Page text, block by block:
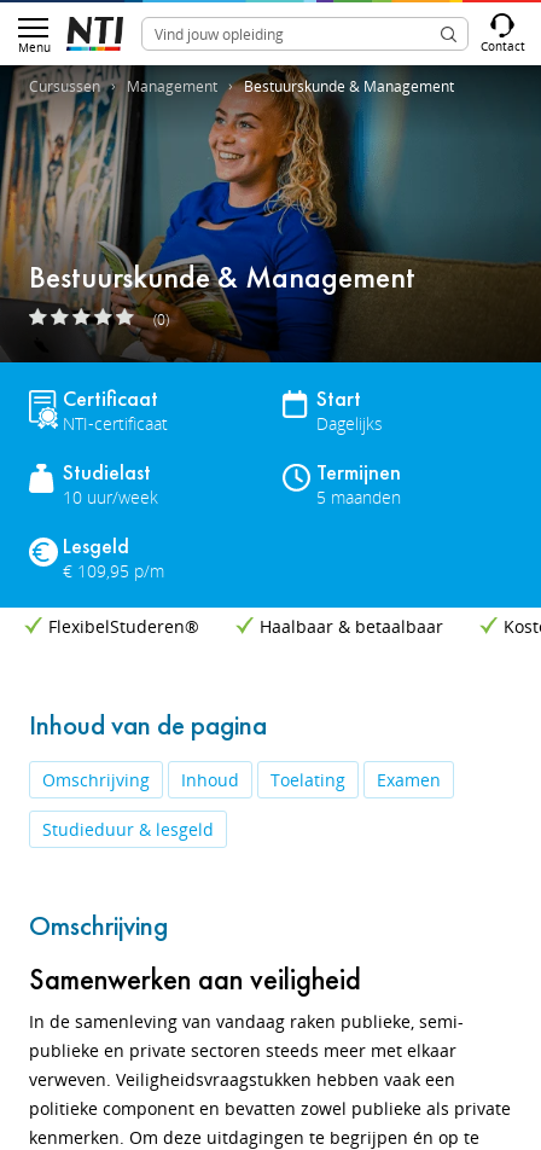
Menu Contact
Cursussen Management Bestuurskunde & Management
Bestuurskunde & Management
(0)
Certificaat
NTI-certificaat
Start
Dagelijks
Studielast
10 uur/week
Termijnen
5 maanden
Lesgeld
€ 109,95 p/m
FlexibelStuderen® Haalbaar & betaalbaar
Inhoud van de pagina
Omschrijving Inhoud Toelating Examen
Studieduur & lesgeld
Omschrijving
Samenwerken aan veiligheid
In de samenleving van vandaag raken publieke, semi-
publieke en private sectoren steeds meer met elkaar
verweven. Veiligheidsvraagstukken hebben vaak een
politieke component en bevatten zowel publieke als private
kenmerken. Om deze uitdagingen te begrijpen én op te